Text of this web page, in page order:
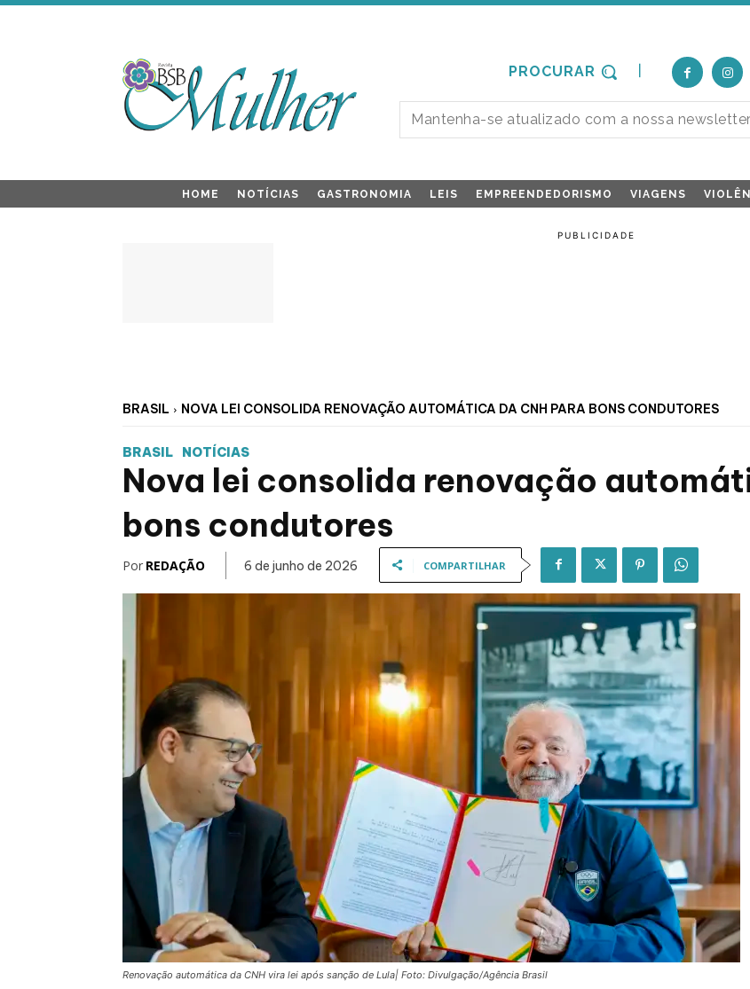
PROCURAR
HOME NOTÍCIAS GASTRONOMIA LEIS EMPREENDEDORISMO VIAGENS
BRASIL NOVA LEI CONSOLIDA RENOVAÇÃO AUTOMÁTICA DA CNH PARA BONS CONDUTORES
BRASIL NOTÍCIAS
Nova lei consolida renovação
bons condutores
Por REDAÇÃO 6 de junho de 2026 COMPARTILHAR
Renovação automática da CNH vira lei após sanção de Lula| Foto: Divulgação/Agência Brasil